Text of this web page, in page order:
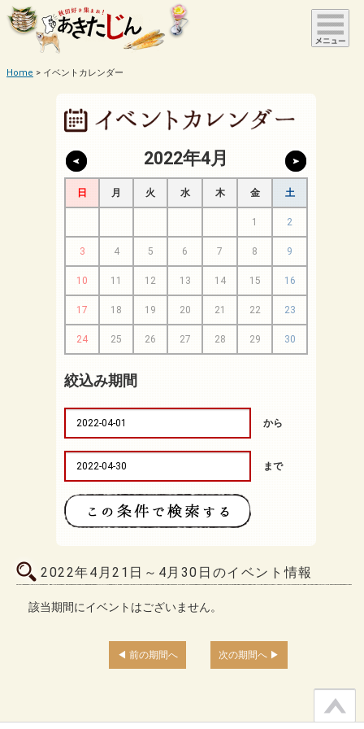
Home イベントカレンダー
2022年4月
日 月 火 水 木 金 土
1 2
3 4 5 6 7 8 9
10 11 12 13 14 15 16
17 18 19 20 21 22 23
24 25 26 27 28 29 30
絞込み期間
から
まで
2022年4月21日～4月30日のイベント情報
該当期間にイベントはございません。
前の期間へ 次の期間へ